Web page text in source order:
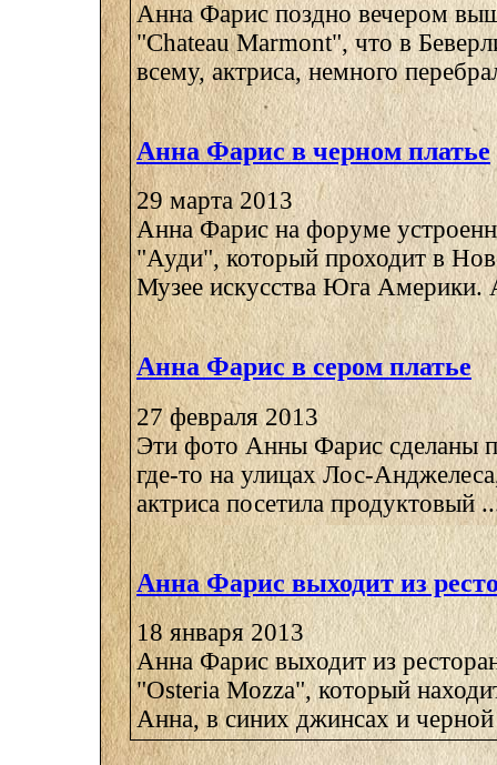
Анна Фарис поздно вечером
"Chateau Marmont", что в
всему, актриса, немного
Анна Фарис в черном платье
29 марта 2013
Анна Фарис на форуме
"Ауди", который проходит в
Музее искусства Юга Америки.
Анна Фарис в сером платье
27 февраля 2013
Эти фото Анны Фарис сделаны
где-то на улицах Лос-
актриса посетила продуктовый
Анна Фарис выходит из
18 января 2013
Анна Фарис выходит из
"Osteria Mozza", который
Анна, в синих джинсах и